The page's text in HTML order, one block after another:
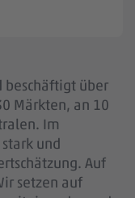
beschäftigt über
Märkten, an 10
Im
und
Auf
setzen auf